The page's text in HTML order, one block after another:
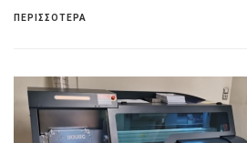
ΠΕΡΙΣΣΟΤΕΡΑ